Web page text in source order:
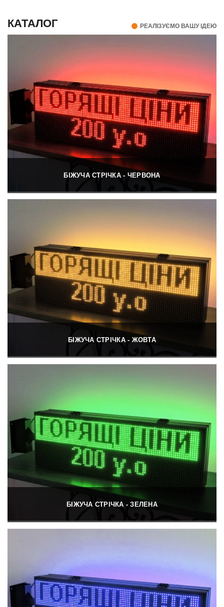
КАТАЛОГ РЕАЛІЗУЄМО ВАШУ ІДЕЮ
БІЖУЧА СТРІЧКА - ЧЕРВОНА
БІЖУЧА СТРІЧКА - ЖОВТА
БІЖУЧА СТРІЧКА - ЗЕЛЕНА